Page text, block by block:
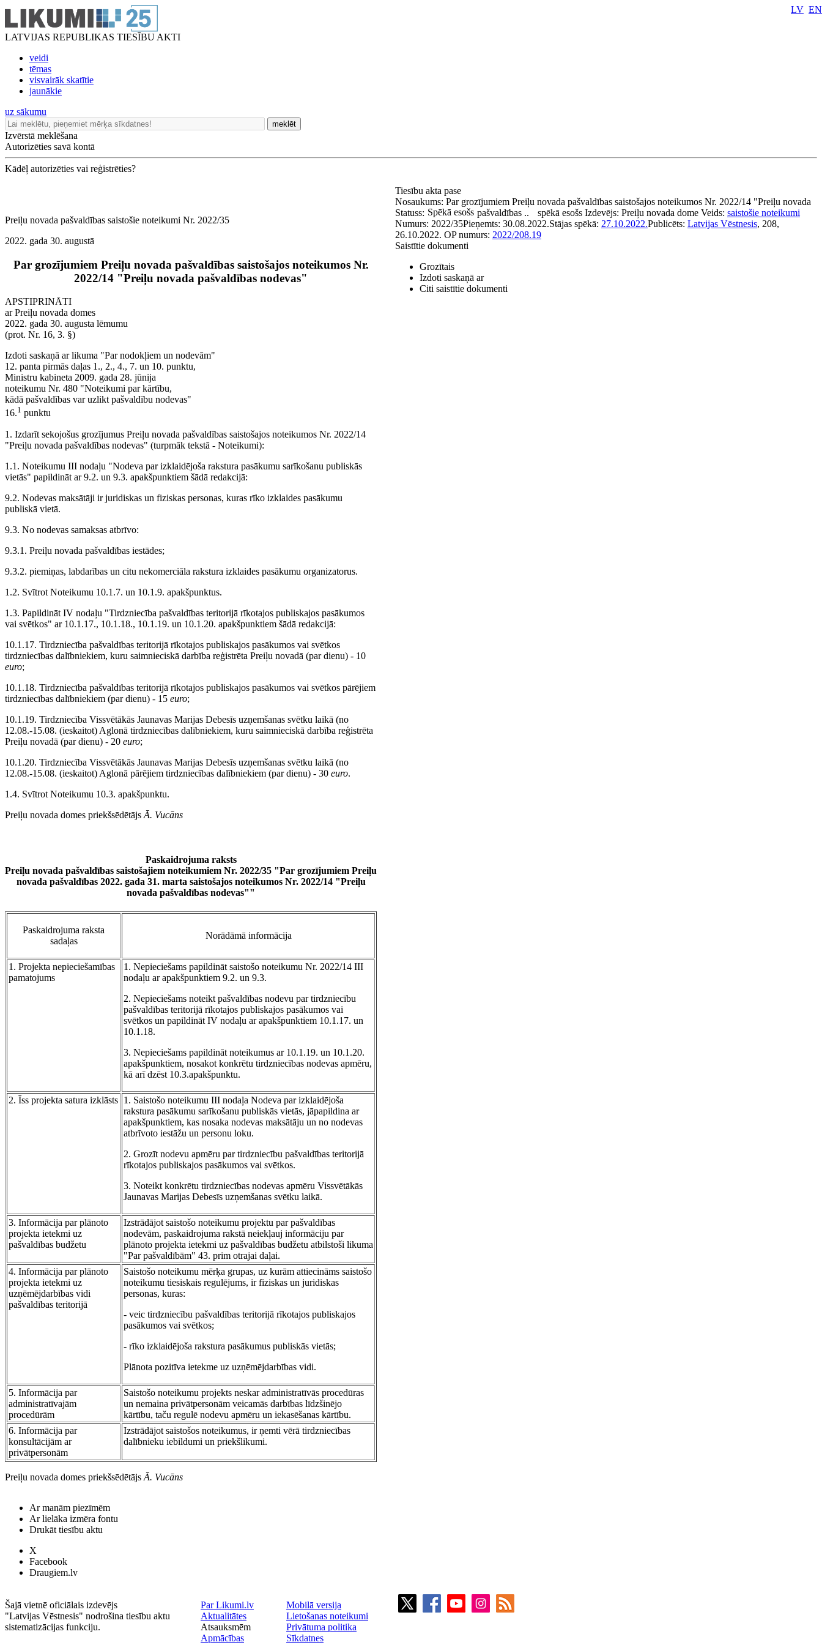
LATVIJAS REPUBLIKAS TIESĪBU AKTI
veidi
tēmas
visvairāk skatītie
jaunākie
LV EN
uz sākumu
meklēt
Izvērstā meklēšana
Autorizēties savā kontā
Kādēļ autorizēties vai reģistrēties?
Preiļu novada pašvaldības saistošie noteikumi Nr. 2022/35
2022. gada 30. augustā
Par grozījumiem Preiļu novada pašvaldības saistošajos noteikumos Nr.
2022/14 "Preiļu novada pašvaldības nodevas"
APSTIPRINĀTI
ar Preiļu novada domes
2022. gada 30. augusta lēmumu
(prot. Nr. 16, 3. §)
Izdoti saskaņā ar likuma "Par nodokļiem un nodevām"
12. panta pirmās daļas 1., 2., 4., 7. un 10. punktu,
Ministru kabineta 2009. gada 28. jūnija
noteikumu Nr. 480 "Noteikumi par kārtību,
kādā pašvaldības var uzlikt pašvaldību nodevas"
16.1 punktu
1. Izdarīt sekojošus grozījumus Preiļu novada pašvaldības saistošajos noteikumos Nr. 2022/14
"Preiļu novada pašvaldības nodevas" (turpmāk tekstā - Noteikumi):
1.1. Noteikumu III nodaļu "Nodeva par izklaidējoša rakstura pasākumu sarīkošanu publiskās
vietās" papildināt ar 9.2. un 9.3. apakšpunktiem šādā redakcijā:
9.2. Nodevas maksātāji ir juridiskas un fiziskas personas, kuras rīko izklaides pasākumu
publiskā vietā.
9.3. No nodevas samaksas atbrīvo:
9.3.1. Preiļu novada pašvaldības iestādes;
9.3.2. piemiņas, labdarības un citu nekomerciāla rakstura izklaides pasākumu organizatorus.
1.2. Svītrot Noteikumu 10.1.7. un 10.1.9. apakšpunktus.
1.3. Papildināt IV nodaļu "Tirdzniecība pašvaldības teritorijā rīkotajos publiskajos pasākumos
vai svētkos" ar 10.1.17., 10.1.18., 10.1.19. un 10.1.20. apakšpunktiem šādā redakcijā:
10.1.17. Tirdzniecība pašvaldības teritorijā rīkotajos publiskajos pasākumos vai svētkos
tirdzniecības dalībniekiem, kuru saimnieciskā darbība reģistrēta Preiļu novadā (par dienu) - 10
euro;
10.1.18. Tirdzniecība pašvaldības teritorijā rīkotajos publiskajos pasākumos vai svētkos pārējiem
tirdzniecības dalībniekiem (par dienu) - 15 euro;
10.1.19. Tirdzniecība Vissvētākās Jaunavas Marijas Debesīs uzņemšanas svētku laikā (no
12.08.-15.08. (ieskaitot) Aglonā tirdzniecības dalībniekiem, kuru saimnieciskā darbība reģistrēta
Preiļu novadā (par dienu) - 20 euro;
10.1.20. Tirdzniecība Vissvētākās Jaunavas Marijas Debesīs uzņemšanas svētku laikā (no
12.08.-15.08. (ieskaitot) Aglonā pārējiem tirdzniecības dalībniekiem (par dienu) - 30 euro.
1.4. Svītrot Noteikumu 10.3. apakšpunktu.
Preiļu novada domes priekšsēdētājs Ā. Vucāns
Paskaidrojuma raksts
Preiļu novada pašvaldības saistošajiem noteikumiem Nr. 2022/35 "Par grozījumiem Preiļu
novada pašvaldības 2022. gada 31. marta saistošajos noteikumos Nr. 2022/14 "Preiļu
novada pašvaldības nodevas""
Paskaidrojuma raksta
sadaļas
Norādāmā informācija
1. Projekta nepieciešamības
pamatojums
1. Nepieciešams papildināt saistošo noteikumu Nr. 2022/14 III
nodaļu ar apakšpunktiem 9.2. un 9.3.
2. Nepieciešams noteikt pašvaldības nodevu par tirdzniecību
pašvaldības teritorijā rīkotajos publiskajos pasākumos vai
svētkos un papildināt IV nodaļu ar apakšpunktiem 10.1.17. un
10.1.18.
3. Nepieciešams papildināt noteikumus ar 10.1.19. un 10.1.20.
apakšpunktiem, nosakot konkrētu tirdzniecības nodevas apmēru,
kā arī dzēst 10.3.apakšpunktu.
2. Īss projekta satura izklāsts 1. Saistošo noteikumu III nodaļa Nodeva par izklaidējoša
rakstura pasākumu sarīkošanu publiskās vietās, jāpapildina ar
apakšpunktiem, kas nosaka nodevas maksātāju un no nodevas
atbrīvoto iestāžu un personu loku.
2. Grozīt nodevu apmēru par tirdzniecību pašvaldības teritorijā
rīkotajos publiskajos pasākumos vai svētkos.
3. Noteikt konkrētu tirdzniecības nodevas apmēru Vissvētākās
Jaunavas Marijas Debesīs uzņemšanas svētku laikā.
3. Informācija par plānoto
projekta ietekmi uz
pašvaldības budžetu
Izstrādājot saistošo noteikumu projektu par pašvaldības
nodevām, paskaidrojuma rakstā neiekļauj informāciju par
plānoto projekta ietekmi uz pašvaldības budžetu atbilstoši likuma
"Par pašvaldībām" 43. prim otrajai daļai.
4. Informācija par plānoto
projekta ietekmi uz
uzņēmējdarbības vidi
pašvaldības teritorijā
Saistošo noteikumu mērķa grupas, uz kurām attiecināms saistošo
noteikumu tiesiskais regulējums, ir fiziskas un juridiskas
personas, kuras:
- veic tirdzniecību pašvaldības teritorijā rīkotajos publiskajos
pasākumos vai svētkos;
- rīko izklaidējoša rakstura pasākumus publiskās vietās;
Plānota pozitīva ietekme uz uzņēmējdarbības vidi.
5. Informācija par
administratīvajām
procedūrām
Saistošo noteikumu projekts neskar administratīvās procedūras
un nemaina privātpersonām veicamās darbības līdzšinējo
kārtību, taču regulē nodevu apmēru un iekasēšanas kārtību.
6. Informācija par
konsultācijām ar
privātpersonām
Izstrādājot saistošos noteikumus, ir ņemti vērā tirdzniecības
dalībnieku iebildumi un priekšlikumi.
Preiļu novada domes priekšsēdētājs Ā. Vucāns
Tiesību akta pase
Nosaukums: Par grozījumiem Preiļu novada pašvaldības saistošajos noteikumos Nr. 2022/14 "Preiļu novada
pašvaldības ..
Statuss: Spēkā esošs spēkā esošs Izdevējs: Preiļu novada dome Veids: saistošie noteikumi
Numurs: 2022/35Pieņemts: 30.08.2022.Stājas spēkā: 27.10.2022.Publicēts: Latvijas Vēstnesis, 208,
26.10.2022. OP numurs: 2022/208.19
Saistītie dokumenti
Grozītais
Izdoti saskaņā ar
Citi saistītie dokumenti
Ar manām piezīmēm
Ar lielāka izmēra fontu
Drukāt tiesību aktu
X
Facebook
Draugiem.lv
Šajā vietnē oficiālais izdevējs
"Latvijas Vēstnesis" nodrošina tiesību aktu
sistematizācijas funkciju.
Par Likumi.lv
Aktualitātes
Atsauksmēm
Apmācības
Mobilā versija
Lietošanas noteikumi
Privātuma politika
Sīkdatnes